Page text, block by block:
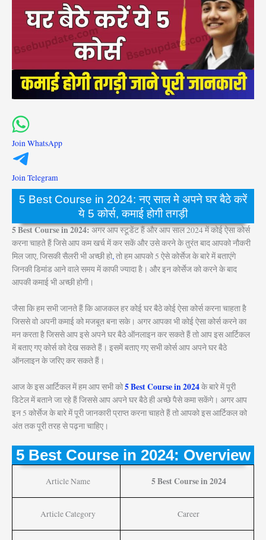
Join WhatsApp
Join Telegram
5 Best Course in 2024: नए साल मे अपने घर बैठे करें
ये 5 कोर्स, कमाई होगी तगड़ी
5 Best Course in 2024:अगर आप स्टूडेंट हैं और आप साल 2024 में कोई ऐसा कोर्स
करना चाहते हैं जिसे आप कम खर्च में कर सकें और उसे करने के तुरंत बाद आपको नौकरी
मिल जाए, जिसकी सैलरी भी अच्छी हो,तो हम आपको 5 ऐसे कोर्सेज के बारे में बताएंगे
जिनकी डिमांड आने वाले समय में काफी ज्यादा है। और इन कोर्सेज को करने के बाद
आपकी कमाई भी अच्छी होगी।
जैसा कि हम सभी जानते हैं कि आजकल हर कोई घर बैठे कोई ऐसा कोर्स करना चाहता है
जिससे वो अपनी कमाई को मजबूत बना सके। अगर आपका भी कोई ऐसा कोर्स करने का
मन करता है जिससे आप इसे अपने घर बैठे ऑनलाइन कर सकते हैं तो आप इस आर्टिकल
में बताए गए कोर्स को देख सकते हैं। इसमें बताए गए सभी कोर्स आप अपने घर बैठे
ऑनलाइन के जरिए कर सकते हैं।
आज के इस आर्टिकल में हम आप सभी को5 Best Course in 2024के बारे में पूरी
डिटेल में बताने जा रहे हैं जिससे आप अपने घर बैठे ही अच्छे पैसे कमा सकेंगे। अगर आप
इन 5 कोर्सेज के बारे में पूरी जानकारी प्राप्त करना चाहते हैं तो आपको इस आर्टिकल को
अंत तक पूरी तरह से पढ़ना चाहिए।
5 Best Course in 2024: Overview
Article Name 5 Best Course in 2024
Article Category Career